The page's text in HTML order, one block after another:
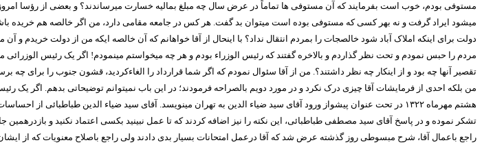
مستوفی بودم، خوب است بفرمایند که آن مستوفی ها تماماً در عرض سال چه مبلغ بمالیه خسارت میرساندند؟ و بعضی از رؤسا امروز
میشود ایراد گرفت و نه بهر کسی که مستوفی بوده است میتوان بد گفت. هر کس در جامعه مقامی دارد، من اگر خالصه هم خریده
دولت برای اینکه املاک آباد شود خالصجات را بمردم انتقال نداد؟ با اینحال از آقا خواهانم که آن خالصه ایکه من از دولت خریدم
مردم را حبس نمودم و تحت نظر گذاردم و بالاخره گفتند که رئیس الوزراء بودم و هر چه میخواستم مینمودم! اگر یک رئیس
تقصیر آنها چه بود و از اینکار چه نظر داشتند؟. من از آقا سئوال نمودم که اگر شما قرارداد را الغاء‌کردید، قشون جنوب را برای
من بلکه احدی از فرمایشات آقا چیزی درک نکرد و در مورد دویم بالصراحه فرمودند؛ در این باب نمیتوانم توضیحاتی بدهم. اگر یک
هشتم مهرماه ۱۳۲۲ در تحت عنوان پیشواز ورود آقای سید ضیاء الدین به تهران مینویسد. آقای سید ضیاء الدین طباطبائی
تشکر نموده و در پاسخ آقای سید مصطفی طباطبائی، این نکته را نیز اضافه کردند که تا عمل نبینید بکسی اعتماد نکنید و
راجع باعمال آقا، شرح مبسوطی روز گذشته عرض شد که آقا درعمل امتحانات بسیار بدی دادند ولی راجع باصلاح معنویات که از